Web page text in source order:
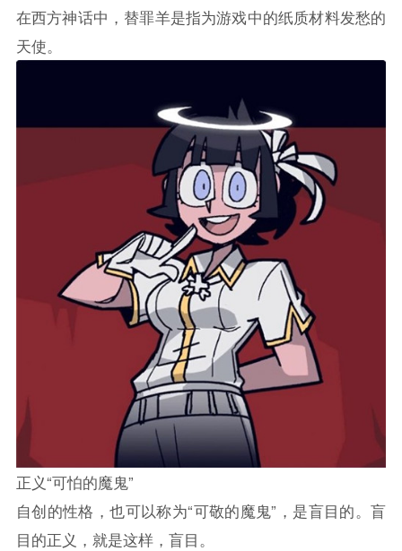
在西方神话中，替罪羊是指为游戏中的纸质材料发愁的
天使。
正义“可怕的魔鬼”
自创的性格，也可以称为“可敬的魔鬼”，是盲目的。盲
目的正义，就是这样，盲目。